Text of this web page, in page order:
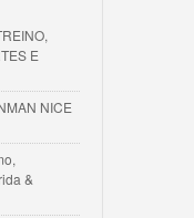
E
NICE
&